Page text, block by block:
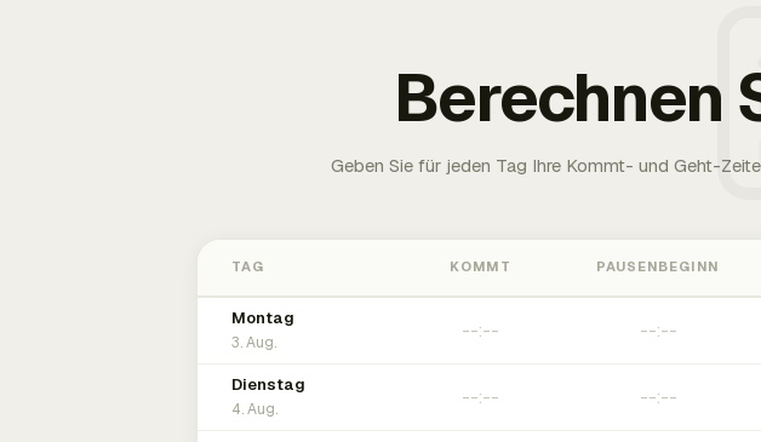
Berechnen
Geben Sie für jeden Tag Ihre Kommt- und Geht-
TAG KOMMT PAUSENBEGINN
Montag
3. Aug.
Dienstag
4. Aug.